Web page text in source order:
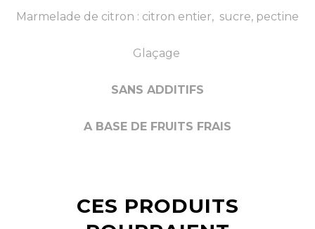
Marmelade de citron : citron entier, sucre, pectine
Glaçage
SANS ADDITIFS
A BASE DE FRUITS FRAIS
CES PRODUITS